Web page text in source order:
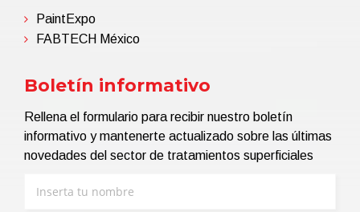
PaintExpo
FABTECH México
Boletín informativo
Rellena el formulario para recibir nuestro boletín
informativo y mantenerte actualizado sobre las últimas
novedades del sector de tratamientos superficiales